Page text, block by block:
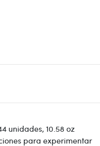
unidades, 10.58 oz
para experimentar